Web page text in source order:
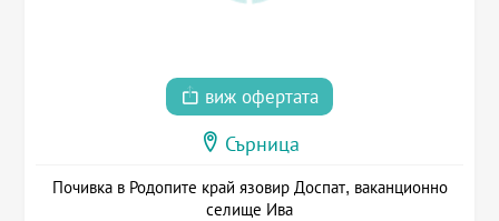
виж офертата
Сърница
Почивка в Родопите край язовир Доспат, ваканционно
селище Ива